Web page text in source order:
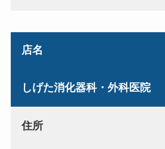
店名
しげた消化器科・外科医院
住所